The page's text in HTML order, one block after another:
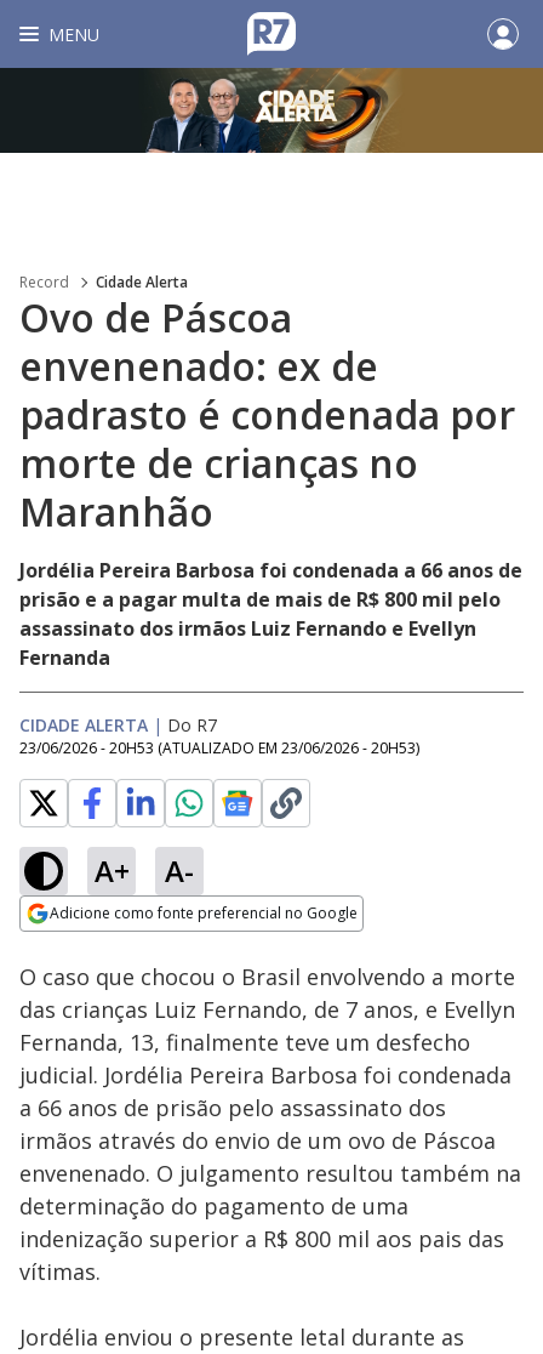
MENU
Record Cidade Alerta
Ovo de Páscoa
envenenado: ex de
padrasto é condenada por
morte de crianças no
Maranhão
Jordélia Pereira Barbosa foi condenada a 66 anos de
prisão e a pagar multa de mais de R$ 800 mil pelo
assassinato dos irmãos Luiz Fernando e Evellyn
Fernanda
CIDADE ALERTA | Do R7
23/06/2026 - 20H53 (ATUALIZADO EM 23/06/2026 - 20H53)
A+ A-
Adicione como fonte preferencial no Google
Ativar
Loaded
13.47%
O caso que chocou o Brasil envolvendo a morte
das crianças Luiz Fernando, de 7 anos, e Evellyn
Fernanda, 13, finalmente teve um desfecho
judicial. Jordélia Pereira Barbosa foi condenada
a 66 anos de prisão pelo assassinato dos
irmãos através do envio de um ovo de Páscoa
envenenado. O julgamento resultou também na
determinação do pagamento de uma
indenização superior a R$ 800 mil aos pais das
vítimas.
Jordélia enviou o presente letal durante as